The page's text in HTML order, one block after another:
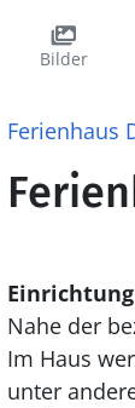
Bilder
Ferienhaus
Einrichtung
Nahe der
Im Haus
unter